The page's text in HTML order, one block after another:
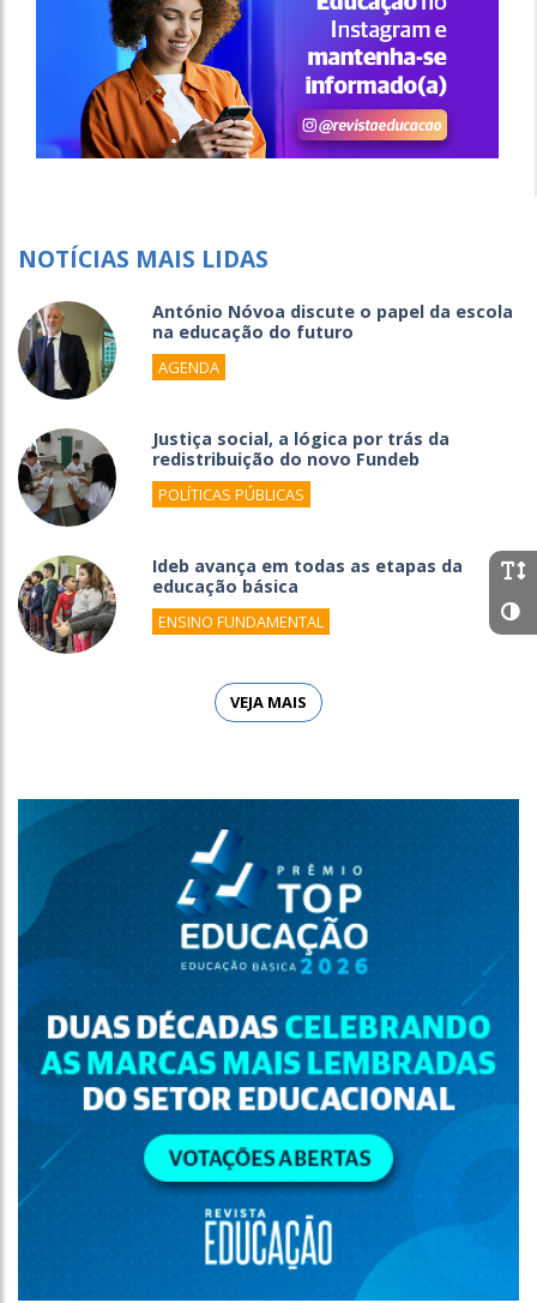
NOTÍCIAS MAIS LIDAS
António Nóvoa discute o papel da escola
na educação do futuro
AGENDA
Justiça social, a lógica por trás da
redistribuição do novo Fundeb
POLÍTICAS PÚBLICAS
Ideb avança em todas as etapas da
educação básica
ENSINO FUNDAMENTAL
VEJA MAIS